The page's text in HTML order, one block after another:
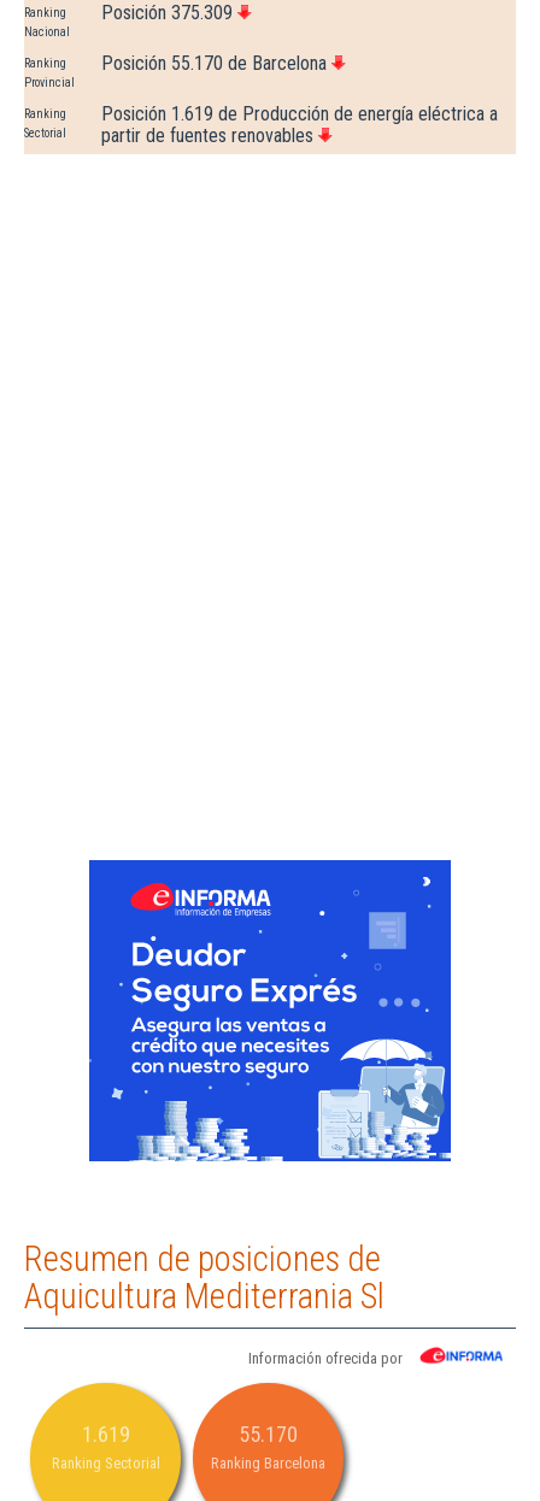
Ranking
Nacional
Posición 375.309
Ranking
Provincial
Posición 55.170 de Barcelona
Ranking
Sectorial
Posición 1.619 de Producción de energía eléctrica a
partir de fuentes renovables
Resumen de posiciones de
Aquicultura Mediterrania Sl
Información ofrecida por
1.619
Ranking Sectorial
55.170
Ranking Barcelona